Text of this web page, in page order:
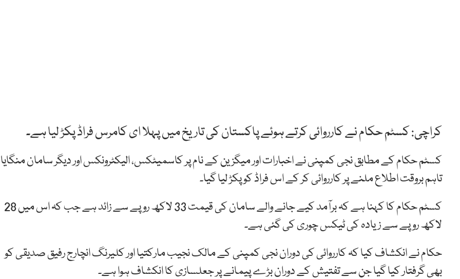
کراچی: کسٹم حکام نے کارروائی کرتے ہوئے پاکستان کی تاریخ میں پہلا ای کامرس فراڈ پکڑ لیا ہے۔
کسٹم حکام کے مطابق نجی کمپنی نے اخبارات اور میگزین کے نام پر کاسمیٹکس، الیکٹرونکس اور دیگر سامان منگایا
تاہم بروقت اطلاع ملنے پر کارروائی کر کے اس فراڈ کو پکڑ لیا گیا۔
کسٹم حکام کا کہنا ہے کہ برآمد کیے جانے والے سامان کی قیمت 33 لاکھ روپے سے زائد ہے جب کہ اس میں 28
لاکھ روپے سے زیادہ کی ٹیکس چوری کی گئی ہے۔
حکام نے انکشاف کیا کہ کارروائی کی دوران نجی کمپنی کے مالک نجیب مارکتیا اور کلیرنگ انچارج رفیق صدیقی کو
بھی گرفتار کیا گیا جن سے تفتیش کے دوران بڑے پیمانے پر جعلسازی کا انکشاف ہوا ہے۔